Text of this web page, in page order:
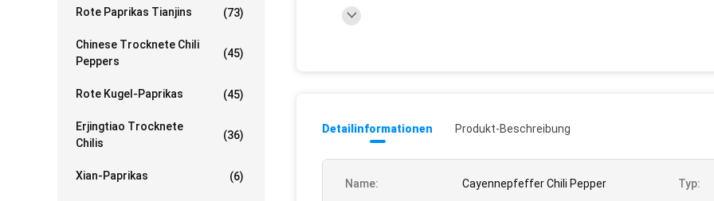
Rote Paprikas Tianjins (73)
Chinese Trocknete Chili
Peppers
(45)
Rote Kugel-Paprikas (45)
Erjingtiao Trocknete
Chilis
(36)
Xian-Paprikas (6)
Detailinformationen Produkt-Beschreibung
Name: Cayennepfeffer Chili Pepper Typ: